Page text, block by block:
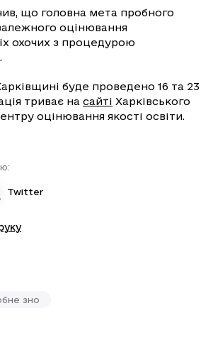
що головна мета пробного
оцінювання
охочих з процедурою
буде проведено 16 та 23
триває на сайті Харківського
оцінювання якості освіти.
Twitter
зно